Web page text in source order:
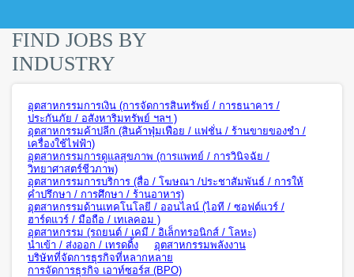
FIND JOBS BY
INDUSTRY
อุตสาหกรรมการเงิน (การจัดการสินทรัพย์ / การธนาคาร /
ประกันภัย / อสังหาริมทรัพย์ ฯลฯ )
อุตสาหกรรมค้าปลีก (สินค้าฟุ่มเฟือย / แฟชั่น / ร้านขายของชำ /
เครื่องใช้ไฟฟ้า)
อุตสาหกรรมการดูแลสุขภาพ (การแพทย์ / การวินิจฉัย /
วิทยาศาสตร์ชีวภาพ)
อุตสาหกรรมการบริการ (สื่อ / โฆษณา /ประชาสัมพันธ์ / การให้
คำปรึกษา / การศึกษา / ร้านอาหาร)
อุตสาหกรรมด้านเทคโนโลยี / ออนไลน์ (ไอที / ซอฟต์แวร์ /
ฮาร์ดแวร์ / มือถือ / เทเลคอม )
อุตสาหกรรม (รถยนต์ / เคมี / อิเล็กทรอนิกส์ / โลหะ)
นำเข้า / ส่งออก / เทรดดิ้ง
อุตสาหกรรมพลังงาน
บริษัทที่จัดการธุรกิจที่หลากหลาย
การจัดการธุรกิจ เอาท์ซอร์ส (BPO)